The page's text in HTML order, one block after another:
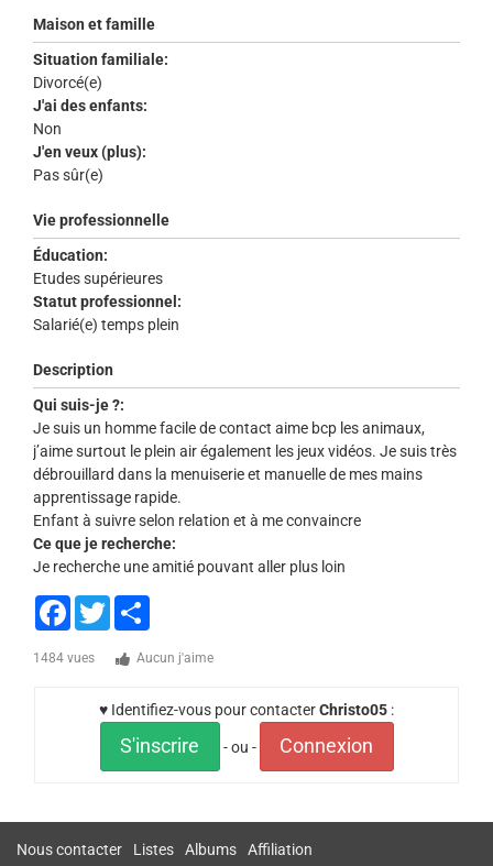
Maison et famille
Situation familiale:
Divorcé(e)
J'ai des enfants:
Non
J'en veux (plus):
Pas sûr(e)
Vie professionnelle
Éducation:
Etudes supérieures
Statut professionnel:
Salarié(e) temps plein
Description
Qui suis-je ?:
Je suis un homme facile de contact aime bcp les animaux,
j’aime surtout le plein air également les jeux vidéos. Je suis très
débrouillard dans la menuiserie et manuelle de mes mains
apprentissage rapide.
Enfant à suivre selon relation et à me convaincre
Ce que je recherche:
Je recherche une amitié pouvant aller plus loin
Facebook
Twitter
1484 vues Aucun j'aime
♥ Identifiez-vous pour contacterChristo05 :
S'inscrire - ou - Connexion
Nous contacter Listes Albums Affiliation